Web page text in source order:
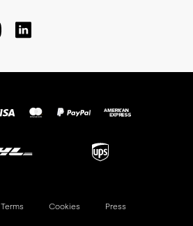
Terms Cookies Press